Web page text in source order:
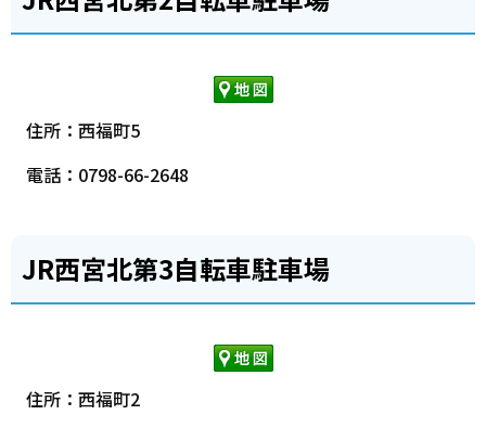
住所：西福町5
電話：0798-66-2648
JR西宮北第3自転車駐車場
住所：西福町2